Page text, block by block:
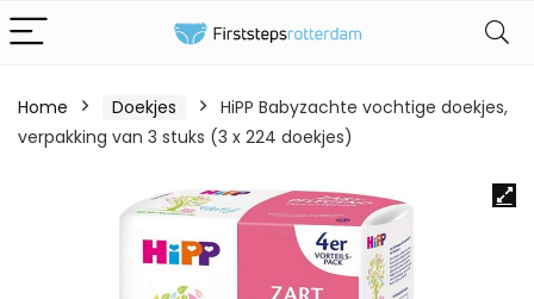
Home Doekjes
HiPP Babyzachte vochtige doekjes,
verpakking van 3 stuks (3 x 224 doekjes)